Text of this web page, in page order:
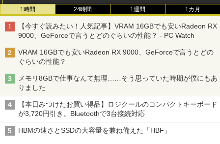
1時間 24時間 1週間 1カ月
【今すぐ読みたい！人気記事】VRAM 16GBでも安いRadeon RX
9000、GeForceで言うとどのぐらいの性能？ - PC Watch
VRAM 16GBでも安いRadeon RX 9000、GeForceで言うとどの
ぐらいの性能？
メモリ8GBで仕事なんて無理……そう思っていた時期が僕にもあ
りました
【本日みつけたお買い得品】ロジクールのコンパクトキーボード
が3,720円引き。Bluetoothで3台接続対応
HBMの速さとSSDの大容量を兼ね備えた「HBF」